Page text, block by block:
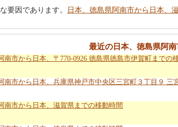
要因であります。 日本、徳島県阿南市から日本、
最近の日本、徳島県阿
南市から日本、〒770-0926 徳島県徳島市伊賀町までの
南市から日本、兵庫県神戸市中央区三宮町３丁目９ 三
南市から日本、滋賀県までの移動時間